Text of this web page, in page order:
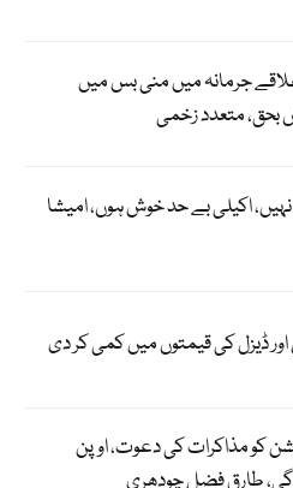
جرمانہ میں منی بس میں
نہیں، اکیلی بے حد خوش ہوں، امیشا
ڈیزل کی قیمتوں میں کمی کر دی
کو مذاکرات کی دعوت، اوپن
طارق فضل چودھری